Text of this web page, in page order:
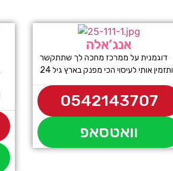
אנג’אלה
דוגמנית על ממרכז מחכה לך שתתקשר
ותזמין אותי לעיסוי הכי מפנק בארץ גיל 24
0542143707
וואטסאפ